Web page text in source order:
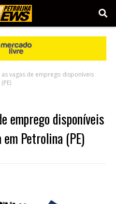
vagas de emprego disponíveis
emprego disponíveis
Petrolina (PE)